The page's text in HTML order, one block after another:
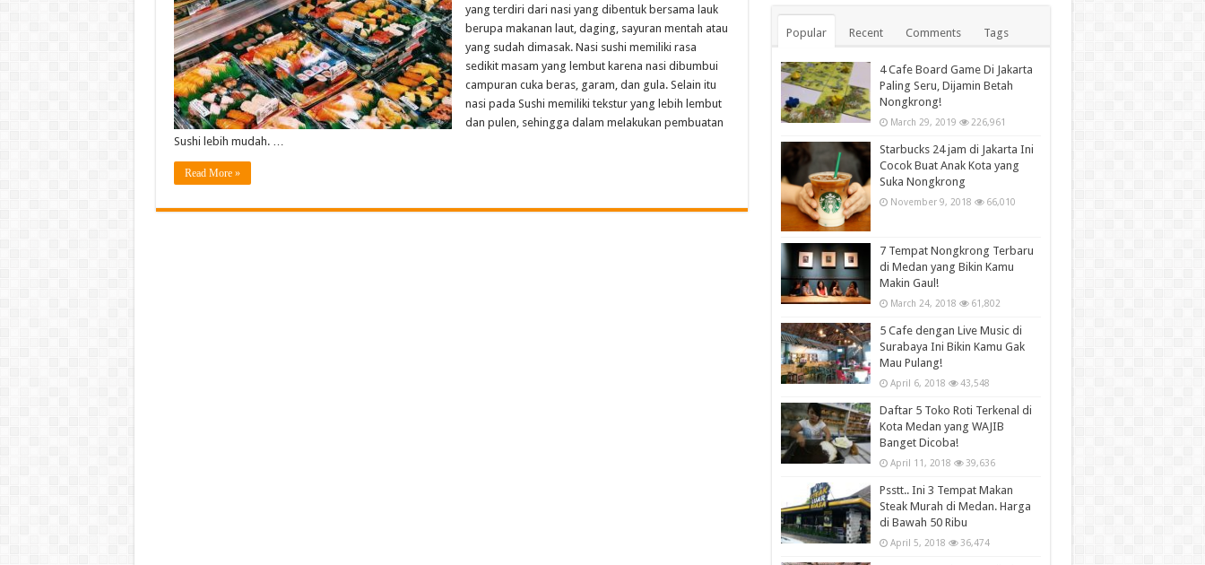
yang terdiri dari nasi yang dibentuk bersama lauk
berupa makanan laut, daging, sayuran mentah atau
yang sudah dimasak. Nasi sushi memiliki rasa
sedikit masam yang lembut karena nasi dibumbui
campuran cuka beras, garam, dan gula. Selain itu
nasi pada Sushi memiliki tekstur yang lebih lembut
dan pulen, sehingga dalam melakukan pembuatan
Sushi lebih mudah. …
Read More »
Popular Recent Comments Tags
4 Cafe Board Game Di Jakarta
Paling Seru, Dijamin Betah
Nongkrong!
March 29, 2019 226,961
Starbucks 24 jam di Jakarta Ini
Cocok Buat Anak Kota yang
Suka Nongkrong
November 9, 2018 66,010
7 Tempat Nongkrong Terbaru
di Medan yang Bikin Kamu
Makin Gaul!
March 24, 2018 61,802
5 Cafe dengan Live Music di
Surabaya Ini Bikin Kamu Gak
Mau Pulang!
April 6, 2018 43,548
Daftar 5 Toko Roti Terkenal di
Kota Medan yang WAJIB
Banget Dicoba!
April 11, 2018 39,636
Psstt.. Ini 3 Tempat Makan
Steak Murah di Medan. Harga
di Bawah 50 Ribu
April 5, 2018 36,474